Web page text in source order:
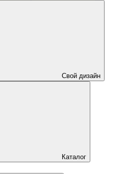
Свой дизайн
Каталог